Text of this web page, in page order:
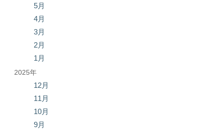
5月
4月
3月
2月
1月
2025年
12月
11月
10月
9月